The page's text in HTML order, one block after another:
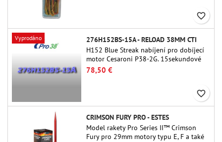
favorite_border
Vyprodáno
276H152BS-15A - RELOAD 38MM CTI
H152 Blue Streak nabíjení pro dobíjecí
motor Cesaroni P38-2G. 15sekundové
zpoždění je nastavitelné pomocí
nástroje ProDAT 38
78,50 €
favorite_border
CRIMSON FURY PRO - ESTES
Model rakety Pro Series II™ Crimson
Fury pro 29mm motory typu E, F a také